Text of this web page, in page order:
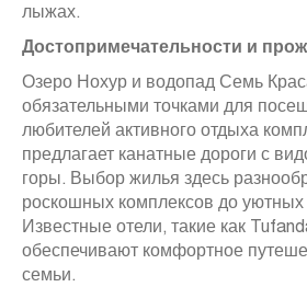
лыжах.
Достопримечательности и
Озеро Нохур и водопад Семь
обязательными точками для
любителей активного отдыха
предлагает канатные дороги с
горы. Выбор жилья здесь
роскошных комплексов до уютных
Известные отели, такие как
обеспечивают комфортное
семьи.